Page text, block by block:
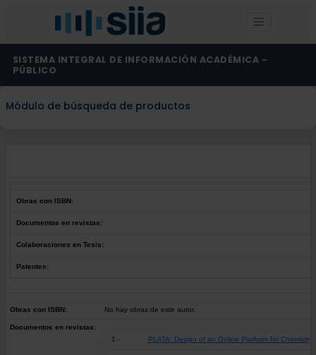
SISTEMA INTEGRAL DE INFORMACIÓN ACADÉMICA -
PÚBLICO
Módulo de búsqueda de productos
Obras con ISBN:
Documentos en revistas:
Colaboraciones en Tesis:
Patentes:
Obras con ISBN: No hay obras de este autor.
Documentos en revistas:
1.-
PLATA: Design of an Online Platform for